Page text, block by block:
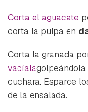
INICIAR SESIÓN
Corta el aguacate
corta la pulpa en
Corta la granada
vacíala
cuchara. Esparce
de la ensalada.